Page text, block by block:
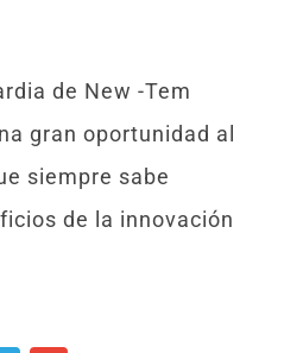
de New -Tem
gran oportunidad al
siempre sabe
de la innovación